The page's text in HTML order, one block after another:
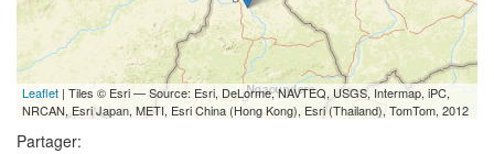
Leaflet | Tiles © Esri — Source: Esri, DeLorme, NAVTEQ, USGS, Intermap, iPC,
NRCAN, Esri Japan, METI, Esri China (Hong Kong), Esri (Thailand), TomTom, 2012
Partager: